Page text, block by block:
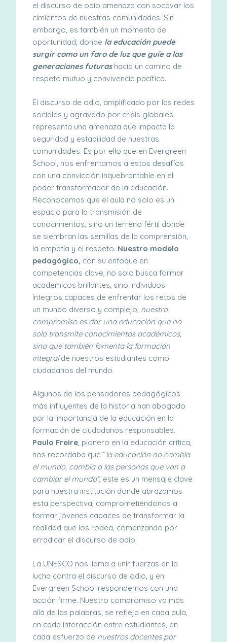
el discurso de odio amenaza con socavar los
cimientos de nuestras comunidades. Sin
embargo, es también un momento de
oportunidad, donde la educación puede
surgir como un faro de luz que guíe a las
generaciones futuras hacia un camino de
respeto mutuo y convivencia pacífica.
El discurso de odio, amplificado por las redes
sociales y agravado por crisis globales,
representa una amenaza que impacta la
seguridad y estabilidad de nuestras
comunidades. Es por ello que en Evergreen
School, nos enfrentamos a estos desafíos
con una convicción inquebrantable en el
poder transformador de la educación.
Reconocemos que el aula no solo es un
espacio para la transmisión de
conocimientos, sino un terreno fértil donde
se siembran las semillas de la comprensión,
la empatía y el respeto. Nuestro modelo
pedagógico, con su enfoque en
competencias clave, no solo busca formar
académicos brillantes, sino individuos
íntegros capaces de enfrentar los retos de
un mundo diverso y complejo, nuestro
compromiso es dar una educación que no
solo transmite conocimientos académicos,
sino que también fomenta la formación
integralde nuestros estudiantes como
ciudadanos del mundo.
Algunos de los pensadores pedagógicos
más influyentes de la historia han abogado
por la importancia de la educación en la
formación de ciudadanos responsables.
Paulo Freire, pionero en la educación crítica,
nos recordaba que “la educación no cambia
el mundo, cambia a las personas que van a
cambiarel mundo”, este es un mensaje clave
para nuestra institución donde abrazamos
esta perspectiva, comprometiéndonos a
formar jóvenes capaces de transformar la
realidad que los rodea, comenzando por
erradicar el discurso de odio.
La UNESCO nos llama a unir fuerzas en la
lucha contra el discurso de odio, y en
Evergreen School respondemos con una
acción firme. Nuestro compromiso va más
allá de las palabras; se refleja en cada aula,
en cada interacción entre estudiantes, en
cada esfuerzo de nuestros docentes por